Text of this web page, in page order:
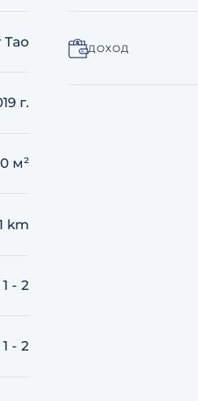
Тао
г.
м²
km
1 - 2
1 - 2
ДОХОД